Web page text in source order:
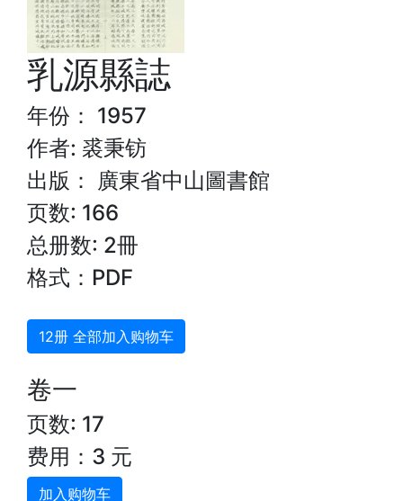
乳源縣誌
年份： 1957
作者: 裘秉钫
出版： 廣東省中山圖書館
页数: 166
总册数: 2冊
格式：PDF
12册 全部加入购物车
卷一
页数: 17
费用：3 元
加入购物车